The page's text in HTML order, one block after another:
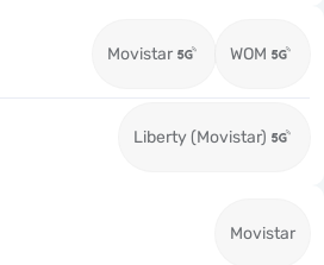
Movistar WOM
Liberty (Movistar)
Movistar